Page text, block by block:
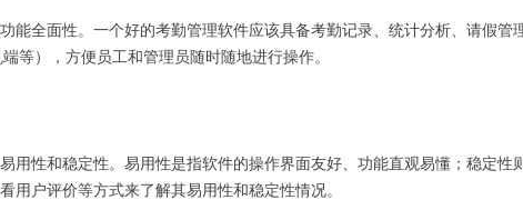
能全面性。一个好的考勤管理软件应该具备考勤记录、统计分析、请假
等），方便员工和管理员随时随地进行操作。
用性和稳定性。易用性是指软件的操作界面友好、功能直观易懂；稳定
用户评价等方式来了解其易用性和稳定性情况。